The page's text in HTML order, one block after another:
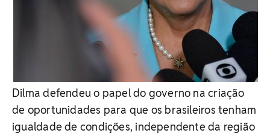
Dilma defendeu o papel do governo na criação
de oportunidades para que os brasileiros tenham
igualdade de condições, independente da região